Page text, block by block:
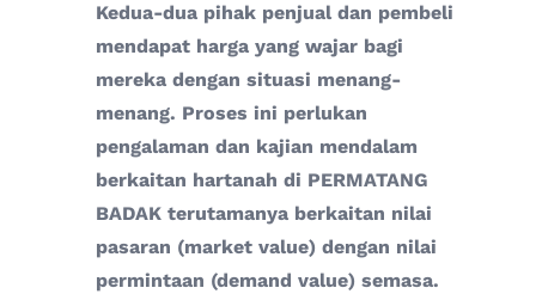
Kedua-dua pihak penjual dan pembeli
mendapat harga yang wajar bagi
mereka dengan situasi menang-
menang. Proses ini perlukan
pengalaman dan kajian mendalam
berkaitan hartanah di PERMATANG
BADAK terutamanya berkaitan nilai
pasaran (market value) dengan nilai
permintaan (demand value) semasa.